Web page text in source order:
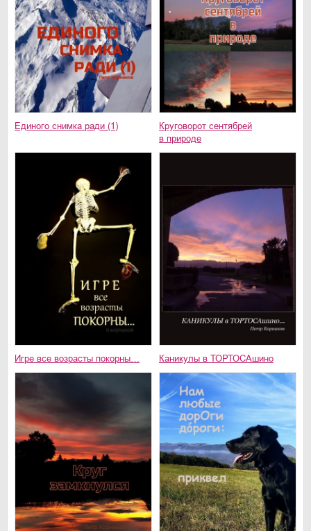
Единого снимка ради (1)
Круговорот сентябрей
в природе
Игре все возрасты покорны… Каникулы в ТОРТОСАшино